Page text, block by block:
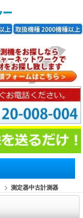
測定器中古計測器